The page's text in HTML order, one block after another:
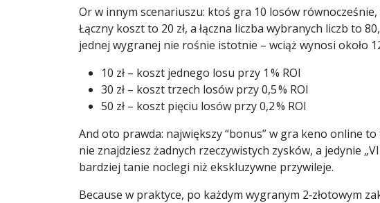
Or w innym scenariuszu: ktoś gra 10 losów równocześnie,
Łączny koszt to 20 zł, a łączna liczba wybranych liczb to
jednej wygranej nie rośnie istotnie – wciąż wynosi około
10 zł – koszt jednego losu przy 1 % ROI
30 zł – koszt trzech losów przy 0,5 % ROI
50 zł – koszt pięciu losów przy 0,2 % ROI
And oto prawda: największy “bonus” w gra keno online
nie znajdziesz żadnych rzeczywistych zysków, a jedynie
bardziej tanie noclegi niż ekskluzywne przywileje.
Because w praktyce, po każdym wygranym 2‑złotowym